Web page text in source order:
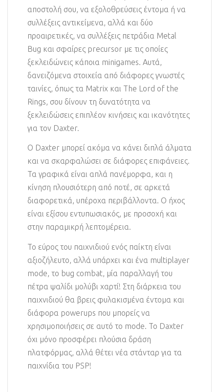
αποστολή σου, να εξολοθρεύσεις έντομα ή να
συλλέξεις αντικείμενα, αλλά και δύο
προαιρετικές, να συλλέξεις πετράδια Metal
Bug και σφαίρες precursor με τις οποίες
ξεκλειδώνεις κάποια minigames. Αυτά,
δανειζόμενα στοιχεία από διάφορες γνωστές
ταινίες, όπως τα Matrix και The Lord of the
Rings, σου δίνουν τη δυνατότητα να
ξεκλειδώσεις επιπλέον κινήσεις και ικανότητες
για τον Daxter.
Ο Daxter μπορεί ακόμα να κάνει διπλά άλματα
και να σκαρφαλώσει σε διάφορες επιφάνειες.
Τα γραφικά είναι απλά πανέμορφα, και η
κίνηση πλουσιότερη από ποτέ, σε αρκετά
διαφορετικά, υπέροχα περιβάλλοντα. Ο ήχος
είναι εξίσου εντυπωσιακός, με προσοχή και
στην παραμικρή λεπτομέρεια.
Το εύρος του παιχνιδιού ενός παίκτη είναι
αξιοζήλευτο, αλλά υπάρχει και ένα multiplayer
mode, το bug combat, μία παραλλαγή του
πέτρα ψαλίδι μολύβι χαρτί! Στη διάρκεια του
παιχνιδιού θα βρεις φυλακισμένα έντομα και
διάφορα powerups που μπορείς να
χρησιμοποιήσεις σε αυτό το mode. Το Daxter
όχι μόνο προσφέρει πλούσια δράση
πλατφόρμας, αλλά θέτει νέα στάνταρ για τα
παιχνίδια του PSP!